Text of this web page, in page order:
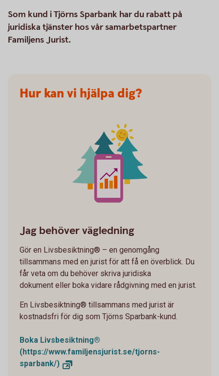
Som kund i Tjörns Sparbank har du rabatt på
juridiska tjänster hos vår samarbetspartner
Familjens Jurist.
Hur kan vi hjälpa dig?
Jag behöver vägledning
Gör en Livsbesiktning® – en genomgång
tillsammans med en jurist för att få en överblick. Du
får veta om du behöver skriva juridiska
dokument eller boka vidare rådgivning med en jurist.
En Livsbesiktning® tillsammans med jurist är
kostnadsfri för dig som Tjörns Sparbank-kund.
Boka Livsbesiktning®
(https://www.familjensjurist.se/tjorns-
sparbank/)